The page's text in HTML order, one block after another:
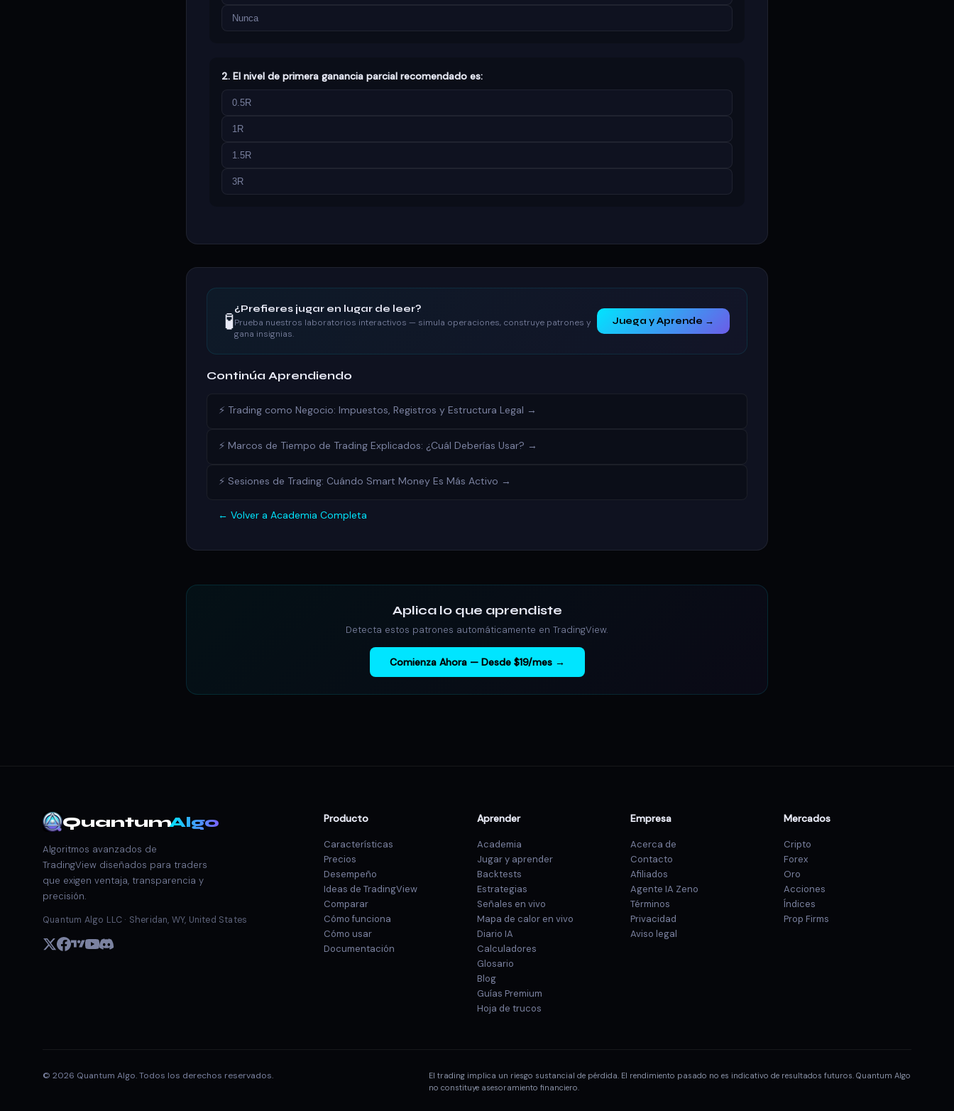
Nunca
2. El nivel de primera ganancia parcial recomendado es:
0.5R
1R
1.5R
3R
🧪¿Prefieres jugar en lugar de leer?
Prueba nuestros laboratorios interactivos — simula operaciones, construye patrones y
gana insignias.
Juega y Aprende →
Continúa Aprendiendo
⚡ Trading como Negocio: Impuestos, Registros y Estructura Legal →
⚡ Marcos de Tiempo de Trading Explicados: ¿Cuál Deberías Usar? →
⚡ Sesiones de Trading: Cuándo Smart Money Es Más Activo →
← Volver a Academia Completa
Aplica lo que aprendiste
Detecta estos patrones automáticamente en TradingView.
Comienza Ahora — Desde $19/mes →
QuantumAlgo
Algoritmos avanzados de
TradingView diseñados para traders
que exigen ventaja, transparencia y
precisión.
Quantum Algo LLC · Sheridan, WY, United States
Producto
Características
Precios
Desempeño
Ideas de TradingView
Comparar
Cómo funciona
Cómo usar
Documentación
Aprender
Academia
Jugar y aprender
Backtests
Estrategias
Señales en vivo
Mapa de calor en vivo
Diario IA
Calculadores
Glosario
Blog
Guías Premium
Hoja de trucos
Empresa
Acerca de
Contacto
Afiliados
Agente IA Zeno
Términos
Privacidad
Aviso legal
Mercados
Cripto
Forex
Oro
Acciones
Índices
Prop Firms
© 2026 Quantum Algo. Todos los derechos reservados.
El trading implica un riesgo sustancial de pérdida. El rendimiento pasado no es indicativo de resultados futuros. Quantum Algo
no constituye asesoramiento financiero.